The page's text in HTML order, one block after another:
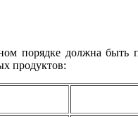
порядке должна быть
продуктов: